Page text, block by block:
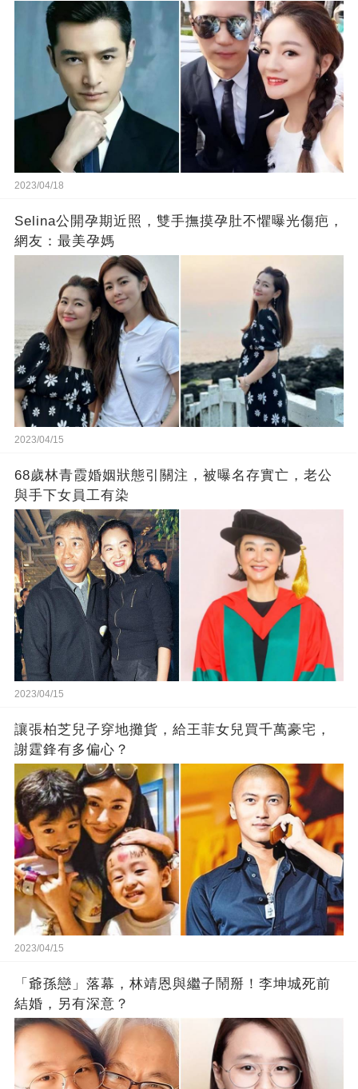
2023/04/18
Selina公開孕期近照，雙手撫摸孕肚不懼曝光傷疤，
網友：最美孕媽
2023/04/15
68歲林青霞婚姻狀態引關注，被曝名存實亡，老公
與手下女員工有染
2023/04/15
讓張柏芝兒子穿地攤貨，給王菲女兒買千萬豪宅，
謝霆鋒有多偏心？
2023/04/15
「爺孫戀」落幕，林靖恩與繼子鬧掰！李坤城死前
結婚，另有深意？